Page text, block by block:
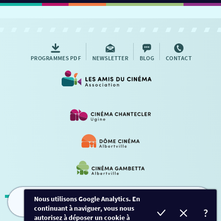
FILMS HORAIRES EVÈNEMENTS TARIFS
PROGRAMMES PDF NEWSLETTER BLOG CONTACT
Mentions légales Contact
Nous utilisons Google Analytics. En
continuant à naviguer, vous nous
autorisez à déposer un cookie à